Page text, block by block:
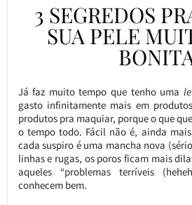
3 SEGREDOS
SUA PELE
Já faz muito tempo que tenho uma
gasto infinitamente mais em
produtos pra maquiar, porque o que
o tempo todo. Fácil não é, ainda
cada suspiro é uma mancha nova
linhas e rugas, os poros ficam mais
aqueles “problemas terríveis
conhecem bem.